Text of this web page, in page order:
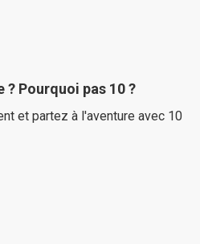
? Pourquoi pas 10 ?
et partez à l'aventure avec 10